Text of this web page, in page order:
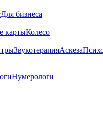
Для бизнеса
картыКолесо
ЗвукотерапияАскеза
Нумерологи